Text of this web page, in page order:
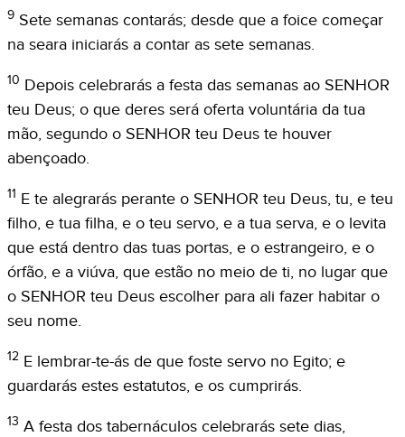
9 Sete semanas contarás; desde que a foice começar
na seara iniciarás a contar as sete semanas.
10 Depois celebrarás a festa das semanas ao SENHOR
teu Deus; o que deres será oferta voluntária da tua
mão, segundo o SENHOR teu Deus te houver
abençoado.
11 E te alegrarás perante o SENHOR teu Deus, tu, e teu
filho, e tua filha, e o teu servo, e a tua serva, e o levita
que está dentro das tuas portas, e o estrangeiro, e o
órfão, e a viúva, que estão no meio de ti, no lugar que
o SENHOR teu Deus escolher para ali fazer habitar o
seu nome.
12 E lembrar-te-ás de que foste servo no Egito; e
guardarás estes estatutos, e os cumprirás.
13 A festa dos tabernáculos celebrarás sete dias,